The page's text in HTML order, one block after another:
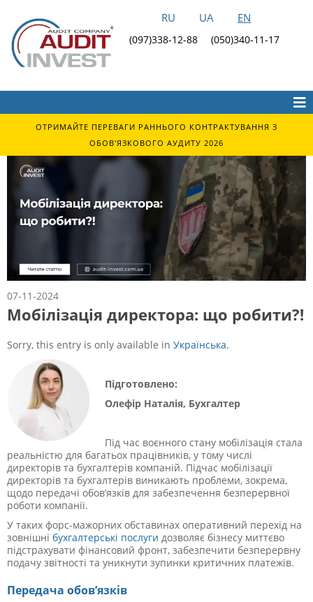
RU UA EN
(097)338-12-88 (050)340-11-17
ОТРИМАЙТЕ ПЕРЕВАГИ РАННЬОГО КОНТРАКТУВАННЯ З
ОБОВ'ЯЗКОВОГО АУДИТУ 2026
07-11-2024
Мобілізація директора: що робити?!
Sorry, this entry is only available in Українська.
Підготовлено:
Олефір Наталія, Бухгалтер
Під час воєнного стану мобілізація стала
реальністю для багатьох працівників, у тому числі
директорів та бухгалтерів компаній. Підчас мобілізації
директорів та бухгалтерів виникають проблеми, зокрема,
щодо передачі обов’язків для забезпечення безперервної
роботи компанії.
У таких форс-мажорних обставинах оперативний перехід на
зовнішні бухгалтерські послуги дозволяє бізнесу миттєво
підстрахувати фінансовий фронт, забезпечити безперервну
подачу звітності та уникнути зупинки критичних платежів.
Передача обов’язків